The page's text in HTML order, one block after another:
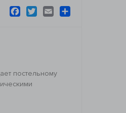
FacebookTwitterEmail
постельному